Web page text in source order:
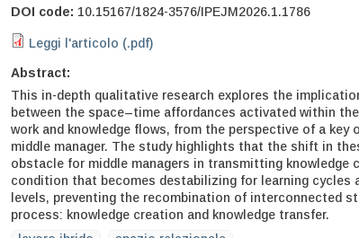
DOI code: 10.15167/1824-3576/IPEJM2026.1.1786
Leggi l'articolo (.pdf)
Abstract:
This in-depth qualitative research explores the
between the space–time affordances activated within
work and knowledge flows, from the perspective of a key
middle manager. The study highlights that the shift in
obstacle for middle managers in transmitting knowledge
condition that becomes destabilizing for learning cycles
levels, preventing the recombination of interconnected
process: knowledge creation and knowledge transfer.